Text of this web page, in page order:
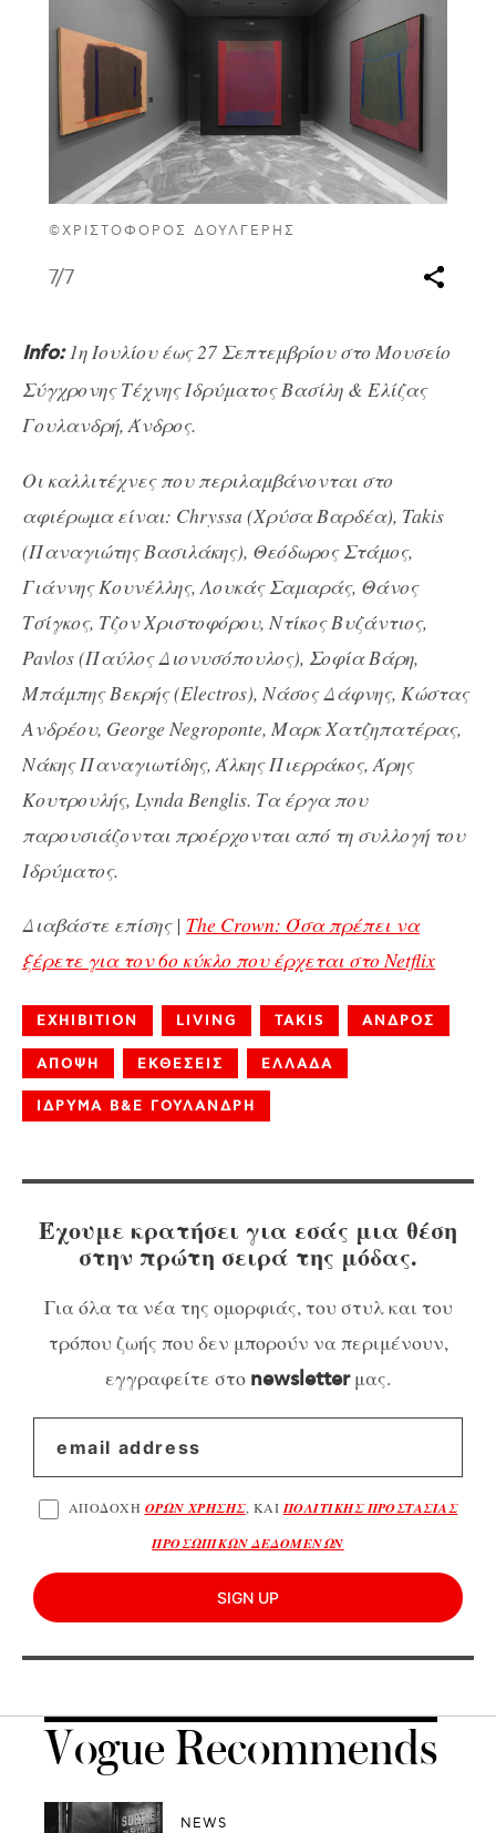
©ΧΡΙΣΤΌΦΟΡΟΣ ΔΟΥΛΓΈΡΗΣ
7/7
Info:1η Ιουλίου έως 27 Σεπτεμβρίου στο Μουσείο
Σύγχρονης Τέχνης Ιδρύματος Βασίλη & Ελίζας
Γουλανδρή, Άνδρος.
Οι καλλιτέχνες που περιλαμβάνονται στο
αφιέρωμα είναι: Chryssa (Χρύσα Βαρδέα), Takis
(Παναγιώτης Βασιλάκης), Θεόδωρος Στάμος,
Γιάννης Κουνέλλης, Λουκάς Σαμαράς, Θάνος
Τσίγκος, Τζον Χριστοφόρου, Ντίκος Βυζάντιος,
Pavlos (Παύλος Διονυσόπουλος), Σοφία Βάρη,
Μπάμπης Βεκρής (Electros), Νάσος Δάφνης, Κώστας
Ανδρέου, George Negroponte, Μαρκ Χατζηπατέρας,
Νάκης Παναγιωτίδης, Άλκης Πιερράκος, Άρης
Κουτρουλής, Lynda Benglis. Τα έργα που
παρουσιάζονται προέρχονται από τη συλλογή του
Ιδρύματος.
Διαβάστε επίσης | The Crown: Όσα πρέπει να
ξέρετε για τον 6ο κύκλο που έρχεται στο Netflix
EXHIBITION LIVING TAKIS ΑΝΔΡΟΣ
ΑΠΟΨΗ ΕΚΘΕΣΕΙΣ ΕΛΛΑΔΑ
ΙΔΡΥΜΑ Β&Ε ΓΟΥΛΑΝΔΡΗ
Έχουμε κρατήσει για εσάς μια θέση
στην πρώτη σειρά της μόδας.
Για όλα τα νέα της ομορφιάς, του στυλ και του
τρόπου ζωής που δεν μπορούν να περιμένουν,
εγγραφείτε στο newsletterμας.
ΑΠΟΔΟΧΗ ΟΡΩΝ ΧΡΗΣΗΣ, ΚΑΙΠΟΛΙΤΙΚΗΣ ΠΡΟΣΤΑΣΙΑΣ
ΠΡΟΣΩΠΙΚΩΝ ΔΕΔΟΜΕΝΩΝ
SIGN UP
Vogue Recommends
NEWS